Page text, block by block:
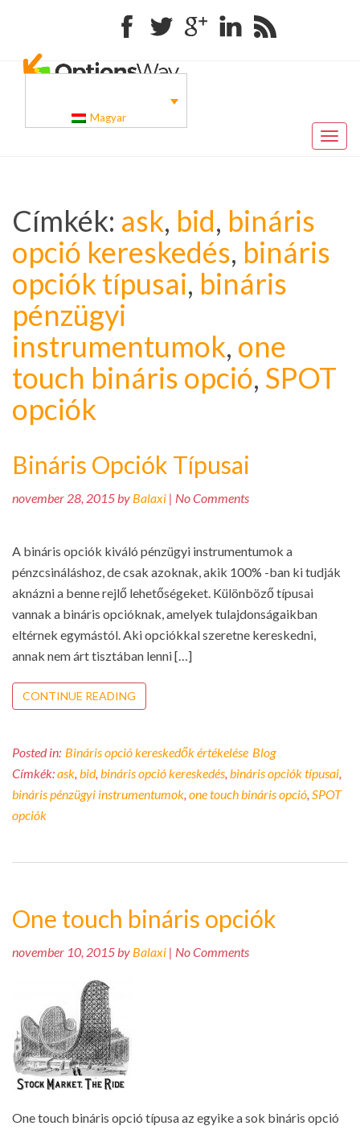
FacebookTwitter Google+Linkedin RSS
Magyar
Toggle
Címkék: ask, bid, bináris
opció kereskedés, bináris
opciók típusai, bináris
pénzügyi
instrumentumok, one
touch bináris opció, SPOT
opciók
Bináris Opciók Típusai
november 28, 2015 by Balaxi | No Comments
A bináris opciók kiváló pénzügyi instrumentumok a
pénzcsináláshoz, de csak azoknak, akik 100% -ban ki tudják
aknázni a benne rejlő lehetőségeket. Különböző típusai
vannak a bináris opcióknak, amelyek tulajdonságaikban
eltérnek egymástól. Aki opciókkal szeretne kereskedni,
annak nem árt tisztában lenni […]
CONTINUE READING
Posted in: Bináris opció kereskedők értékelése Blog
Címkék:ask, bid, bináris opció kereskedés, bináris opciók típusai,
bináris pénzügyi instrumentumok, one touch bináris opció, SPOT
opciók
One touch bináris opciók
november 10, 2015 by Balaxi | No Comments
One touch bináris opció típusa az egyike a sok bináris opció